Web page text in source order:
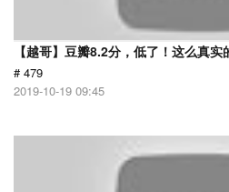
【越哥】豆瓣8.2分，低了！这么真实
# 479
2019-10-19 09:45